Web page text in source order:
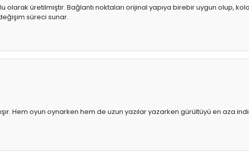
olarak üretilmiştir. Bağlantı noktaları orijinal yapıya birebir uygun olup,
süreci sunar.
Hem oyun oynarken hem de uzun yazılar yazarken gürültüyü en aza